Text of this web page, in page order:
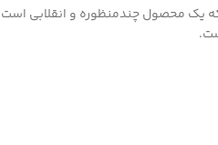
محصول چندمنظوره و انقلابی است